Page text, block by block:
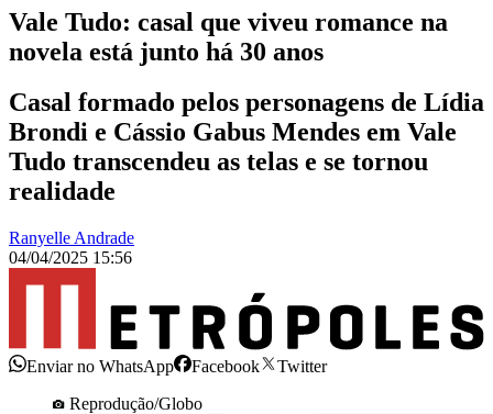
Vale Tudo: casal que viveu romance na
novela está junto há 30 anos
Casal formado pelos personagens de Lídia
Brondi e Cássio Gabus Mendes em Vale
Tudo transcendeu as telas e se tornou
realidade
Ranyelle Andrade
04/04/2025 15:56
Enviar no WhatsApp Facebook
Twitter
Reprodução/Globo